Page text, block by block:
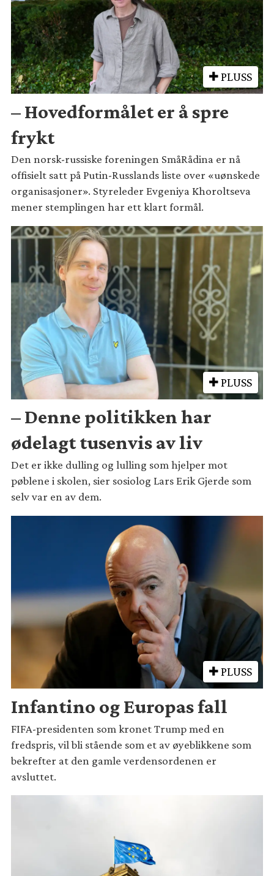
PLUSS
– Hovedformålet er å spre
frykt
Den norsk-russiske foreningen SmåRådina er nå
offisielt satt på Putin-Russlands liste over «uønskede
organisasjoner». Styreleder Evgeniya Khoroltseva
mener stemplingen har ett klart formål.
PLUSS
– Denne politikken har
ødelagt tusenvis av liv
Det er ikke dulling og lulling som hjelper mot
pøblene i skolen, sier sosiolog Lars Erik Gjerde som
selv var en av dem.
PLUSS
Infantino og Europas fall
FIFA-presidenten som kronet Trump med en
fredspris, vil bli stående som et av øyeblikkene som
bekrefter at den gamle verdensordenen er
avsluttet.